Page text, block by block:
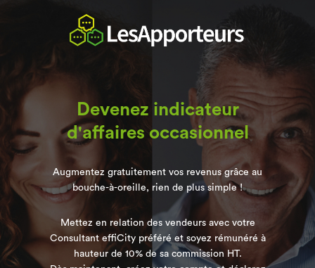
Devenez indicateur
d'affaires occasionnel
Augmentez gratuitement vos revenus grâce au
bouche-à-oreille, rien de plus simple !
Mettez en relation des vendeurs avec votre
Consultant effiCity préféré et soyez rémunéré à
hauteur de 10% de sa commission HT.